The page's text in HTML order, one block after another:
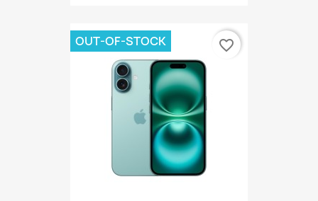
OUT-OF-STOCK favorite_border